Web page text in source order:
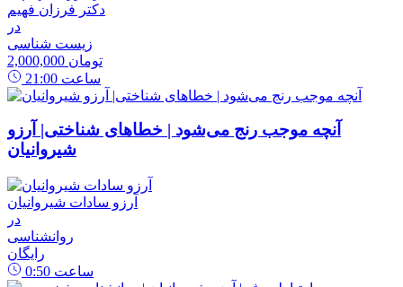
دکتر فرزان فهیم
در
زیست شناسی
2,000,000 تومان
21:00 ساعت
آنچه موجب رنج می‌شود | خطاهای شناختی| آرزو
شیروانیان
آرزو سادات شیروانیان
در
روانشناسی
رایگان
0:50 ساعت